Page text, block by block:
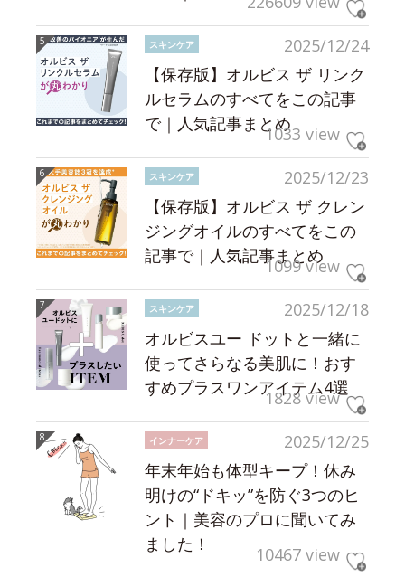
2025/12/24
スキンケア
【保存版】オルビス ザ リンク
ルセラムのすべてをこの記事
で｜人気記事まとめ1033 view
2025/12/23
スキンケア
【保存版】オルビス ザ クレン
ジングオイルのすべてをこの
記事で｜人気記事まとめ
1099 view
2025/12/18
スキンケア
オルビスユー ドットと一緒に
使ってさらなる美肌に！おす
すめプラスワンアイテム4選
1828 view
2025/12/25
インナーケア
年末年始も体型キープ！休み
明けの“ドキッ”を防ぐ3つのヒ
ント｜美容のプロに聞いてみ
ました！
10467 view